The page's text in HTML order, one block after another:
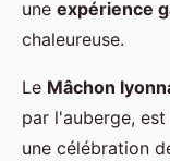
une expérience
chaleureuse.
Le Mâchon
par l'auberge,
une célébration